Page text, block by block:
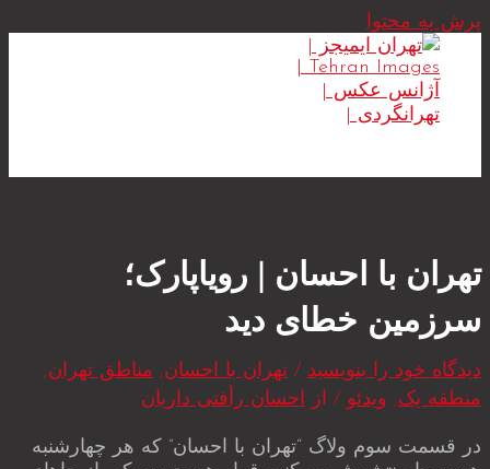
پرش به محتوا
تهران با احسان | رویاپارک؛
سرزمین خطای دید
دیدگاه‌ خود را بنویسید / تهران با احسان, مناطق تهران,
منطقه یک, ویدئو / از احسان رأفتی داریان
در قسمت سوم ولاگ “تهران با احسان” که هر چهارشنبه